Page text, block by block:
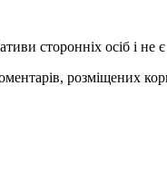
сторонніх осіб і не
розміщених